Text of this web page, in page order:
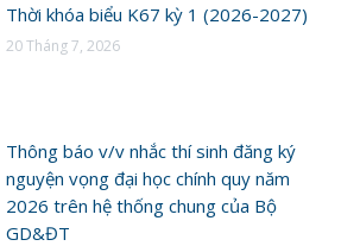
Thời khóa biểu K67 kỳ 1 (2026-2027)
20 Tháng 7, 2026
Thông báo v/v nhắc thí sinh đăng ký
nguyện vọng đại học chính quy năm
2026 trên hệ thống chung của Bộ
GD&ĐT